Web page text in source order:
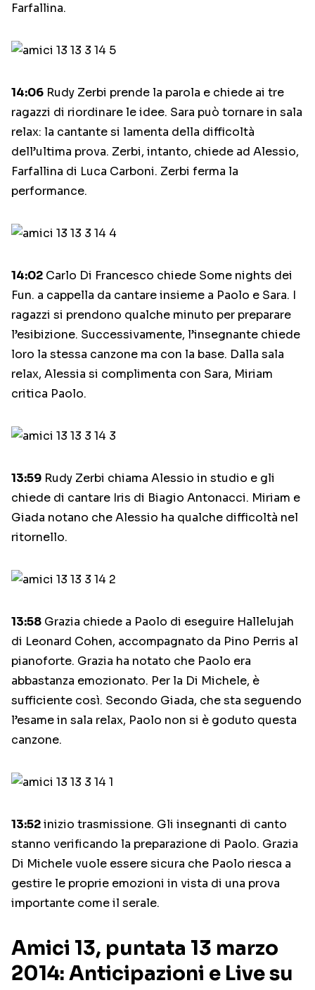
Farfallina.
14:06 Rudy Zerbi prende la parola e chiede ai tre
ragazzi di riordinare le idee. Sara può tornare in sala
relax: la cantante si lamenta della difficoltà
dell’ultima prova. Zerbi, intanto, chiede ad Alessio,
Farfallina di Luca Carboni. Zerbi ferma la
performance.
14:02 Carlo Di Francesco chiede Some nights dei
Fun. a cappella da cantare insieme a Paolo e Sara. I
ragazzi si prendono qualche minuto per preparare
l’esibizione. Successivamente, l’insegnante chiede
loro la stessa canzone ma con la base. Dalla sala
relax, Alessia si complimenta con Sara, Miriam
critica Paolo.
13:59 Rudy Zerbi chiama Alessio in studio e gli
chiede di cantare Iris di Biagio Antonacci. Miriam e
Giada notano che Alessio ha qualche difficoltà nel
ritornello.
13:58 Grazia chiede a Paolo di eseguire Hallelujah
di Leonard Cohen, accompagnato da Pino Perris al
pianoforte. Grazia ha notato che Paolo era
abbastanza emozionato. Per la Di Michele, è
sufficiente così. Secondo Giada, che sta seguendo
l’esame in sala relax, Paolo non si è goduto questa
canzone.
13:52inizio trasmissione. Gli insegnanti di canto
stanno verificando la preparazione di Paolo. Grazia
Di Michele vuole essere sicura che Paolo riesca a
gestire le proprie emozioni in vista di una prova
importante come il serale.
Amici 13, puntata 13 marzo
2014: Anticipazioni e Live su